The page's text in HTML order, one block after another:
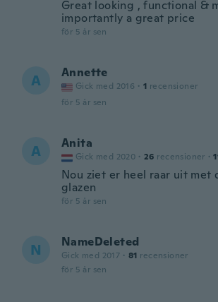
Great looking , functional &
importantly a great price
för 5 år sen
A Annette
Gick med 2016 · 1 recensioner
för 5 år sen
A Anita
Gick med 2020 · 26 recensioner ·
Nou ziet er heel raar uit met
glazen
för 5 år sen
N NameDeleted
Gick med 2017 · 81 recensioner
för 5 år sen